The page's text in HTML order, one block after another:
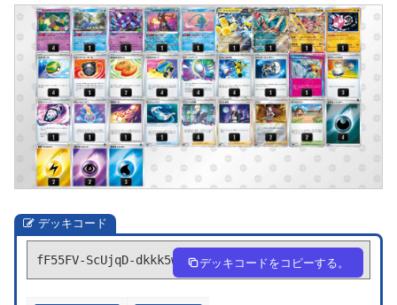
デッキコード
fF55FV-ScUjqD-dkkk5w デッキコードをコピーする。